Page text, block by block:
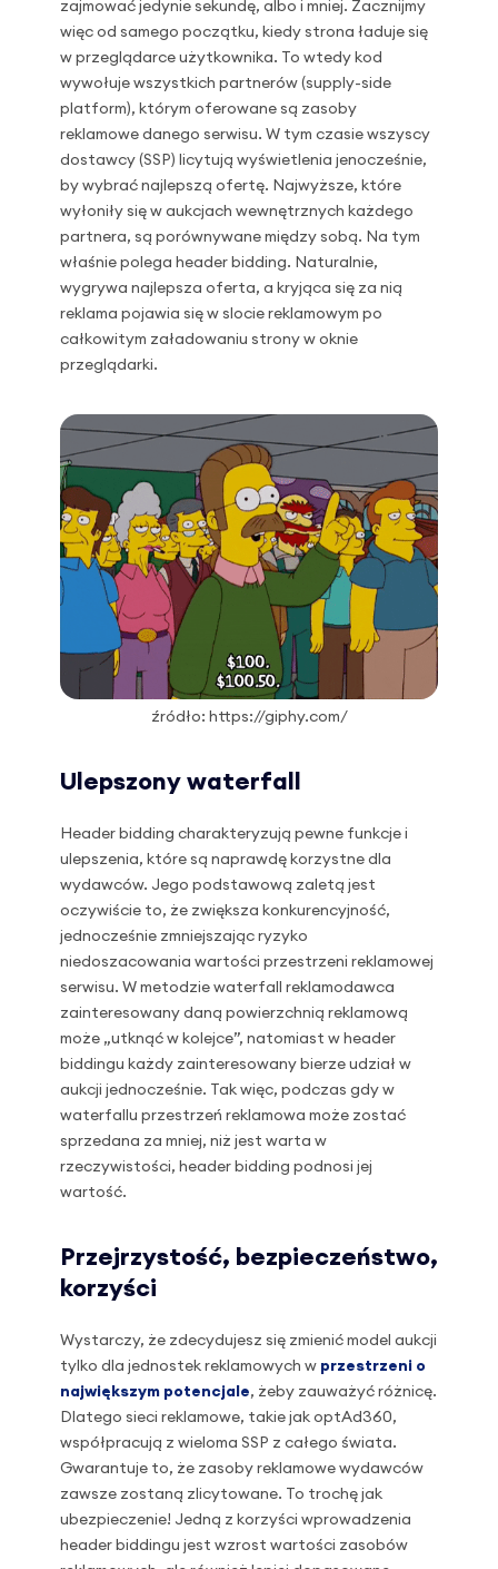
zajmować jedynie sekundę, albo i mniej. Zacznijmy
więc od samego początku, kiedy strona ładuje się
w przeglądarce użytkownika. To wtedy kod
wywołuje wszystkich partnerów (supply-side
platform), którym oferowane są zasoby
reklamowe danego serwisu. W tym czasie wszyscy
dostawcy (SSP) licytują wyświetlenia jenocześnie,
by wybrać najlepszą ofertę. Najwyższe, które
wyłoniły się w aukcjach wewnętrznych każdego
partnera, są porównywane między sobą. Na tym
właśnie polega header bidding. Naturalnie,
wygrywa najlepsza oferta, a kryjąca się za nią
reklama pojawia się w slocie reklamowym po
całkowitym załadowaniu strony w oknie
przeglądarki.
źródło: https://giphy.com/
Ulepszony waterfall
Header bidding charakteryzują pewne funkcje i
ulepszenia, które są naprawdę korzystne dla
wydawców. Jego podstawową zaletą jest
oczywiście to, że zwiększa konkurencyjność,
jednocześnie zmniejszając ryzyko
niedoszacowania wartości przestrzeni reklamowej
serwisu. W metodzie waterfall reklamodawca
zainteresowany daną powierzchnią reklamową
może „utknąć w kolejce”, natomiast w header
biddingu każdy zainteresowany bierze udział w
aukcji jednocześnie. Tak więc, podczas gdy w
waterfallu przestrzeń reklamowa może zostać
sprzedana za mniej, niż jest warta w
rzeczywistości, header bidding podnosi jej
wartość.
Przejrzystość, bezpieczeństwo,
korzyści
Wystarczy, że zdecydujesz się zmienić model aukcji
tylko dla jednostek reklamowych w przestrzeni o
największym potencjale, żeby zauważyć różnicę.
Dlatego sieci reklamowe, takie jak optAd360,
współpracują z wieloma SSP z całego świata.
Gwarantuje to, że zasoby reklamowe wydawców
zawsze zostaną zlicytowane. To trochę jak
ubezpieczenie! Jedną z korzyści wprowadzenia
header biddingu jest wzrost wartości zasobów